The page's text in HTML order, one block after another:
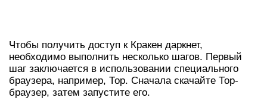
Чтобы получить доступ к Кракен даркнет,
необходимо выполнить несколько шагов. Первый
шаг заключается в использовании специального
браузера, например, Тор. Сначала скачайте Тор-
браузер, затем запустите его.